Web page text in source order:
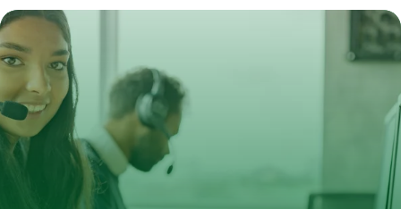
Essentiels 2026
23 juin 2026